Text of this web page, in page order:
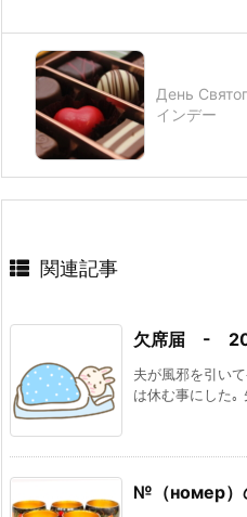
День
インデー
関連記事
欠席届 -
夫が風邪を引い
は休む事にした｡
№（номер）